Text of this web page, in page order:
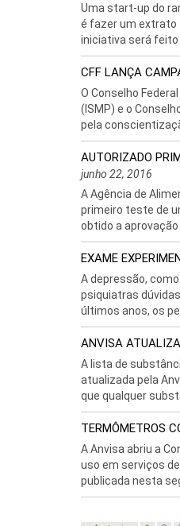
Uma start-up do
é fazer um extrato
iniciativa será feito
CFF LANÇA
O Conselho
(ISMP) e o
pela
AUTORIZADO
junho 22, 2016
A Agência de
primeiro teste de
obtido a aprovação
EXAME
A depressão,
psiquiatras
últimos anos, os
ANVISA
A lista de
atualizada pela
que qualquer
TERMÔMETROS
A Anvisa abriu a
uso em serviços
publicada nesta